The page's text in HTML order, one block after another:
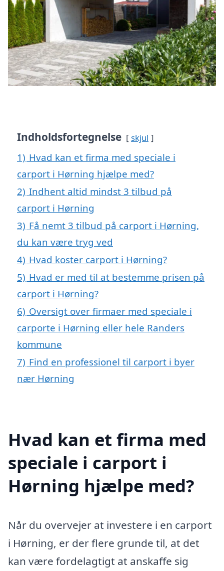
Indholdsfortegnelse skjul
1) Hvad kan et firma med speciale i
carport i Hørning hjælpe med?
2) Indhent altid mindst 3 tilbud på
carport i Hørning
3) Få nemt 3 tilbud på carport i Hørning,
du kan være tryg ved
4) Hvad koster carport i Hørning?
5) Hvad er med til at bestemme prisen på
carport i Hørning?
6) Oversigt over firmaer med speciale i
carporte i Hørning eller hele Randers
kommune
7) Find en professionel til carport i byer
nær Hørning
Hvad kan et firma med
speciale i carport i
Hørning hjælpe med?
Når du overvejer at investere i en carport
i Hørning, er der flere grunde til, at det
kan være fordelagtigt at anskaffe sig